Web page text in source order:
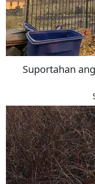
Suportahan